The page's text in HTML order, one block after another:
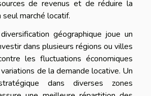
de revenus et de réduire la
marché locatif.
géographique joue un
dans plusieurs régions ou villes
les fluctuations économiques
de la demande locative. Un
dans diverses zones